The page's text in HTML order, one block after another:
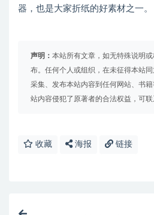
器，也是大家折纸的好素材之一。
声明： 本站所有文章，如无特殊说明
布。任何个人或组织，在未征得本站同
采集、发布本站内容到任何网站、书
站内容侵犯了原著者的合法权益，可联
收藏 海报 链接